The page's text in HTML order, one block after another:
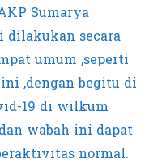
Sumarya
secara
umum ,seperti
,dengan begitu di
19 di wilkum
wabah ini dapat
normal.